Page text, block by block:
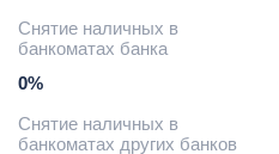
Снятие наличных в
банкоматах банка
0%
Снятие наличных в
банкоматах других банков